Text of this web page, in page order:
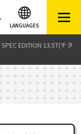
LANGUAGES
EDITION 13.5T(チタ